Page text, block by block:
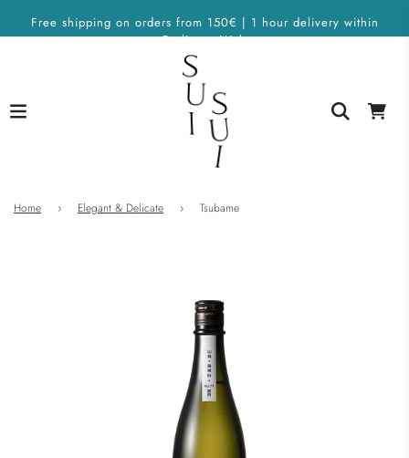
Free shipping on orders from 150€ | 1 hour delivery within
Berlin on Wolt
Home › Elegant & Delicate › Tsubame